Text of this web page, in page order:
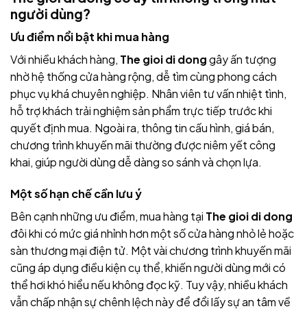
người dùng?
Ưu điểm nổi bật khi mua hàng
Với nhiều khách hàng, The gioi di donggây ấn tượng
nhờ hệ thống cửa hàng rộng, dễ tìm cùng phong cách
phục vụ khá chuyên nghiệp. Nhân viên tư vấn nhiệt tình,
hỗ trợ khách trải nghiệm sản phẩm trực tiếp trước khi
quyết định mua. Ngoài ra, thông tin cấu hình, giá bán,
chương trình khuyến mãi thường được niêm yết công
khai, giúp người dùng dễ dàng so sánh và chọn lựa.
Một số hạn chế cần lưu ý
Bên cạnh những ưu điểm, mua hàng tại The gioi di dong
đôi khi có mức giá nhỉnh hơn một số cửa hàng nhỏ lẻ hoặc
sàn thương mại điện tử. Một vài chương trình khuyến mãi
cũng áp dụng điều kiện cụ thể, khiến người dùng mới có
thể hơi khó hiểu nếu không đọc kỹ. Tuy vậy, nhiều khách
vẫn chấp nhận sự chênh lệch này để đổi lấy sự an tâm về